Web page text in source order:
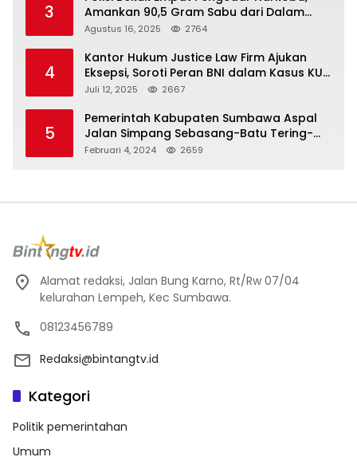
3
Amankan 90,5 Gram Sabu dari Dalam
Mobil
Agustus 16, 2025 2764
4
Kantor Hukum Justice Law Firm Ajukan
Eksepsi, Soroti Peran BNI dalam Kasus KUR
Bawang Merah KCP Woha
Juli 12, 2025 2667
5
Pemerintah Kabupaten Sumbawa Aspal
Jalan Simpang Sebasang-Batu Tering-
Lito
Februari 4, 2024 2659
Alamat redaksi, Jalan Bung Karno, Rt/Rw 07/04
kelurahan Lempeh, Kec Sumbawa.
08123456789
Redaksi@bintangtv.id
Kategori
Politik pemerintahan
Umum